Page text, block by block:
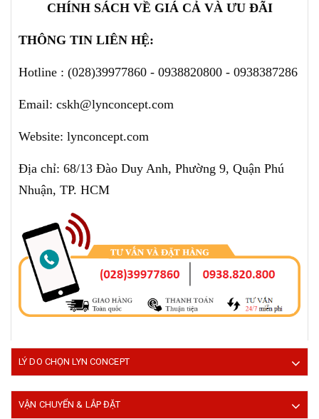
CHÍNH SÁCH VỀ GIÁ CẢ VÀ ƯU ĐÃI
THÔNG TIN LIÊN HỆ:
Hotline : (028)39977860 - 0938820800 - 0938387286
Email: cskh@lynconcept.com
Website: lynconcept.com
Địa chỉ: 68/13 Đào Duy Anh, Phường 9, Quận Phú
Nhuận, TP. HCM
LÝ DO CHỌN LYN CONCEPT
VẬN CHUYỂN & LẮP ĐẶT